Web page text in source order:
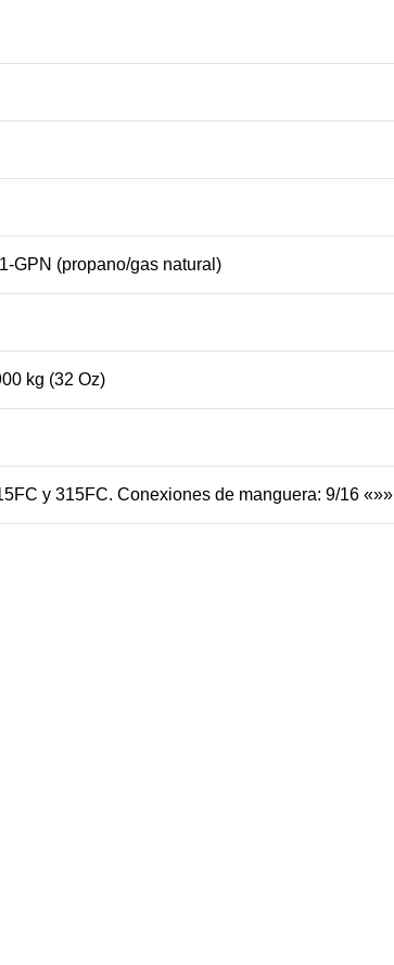
GPN (propano/gas natural)
kg (32 Oz)
y 315FC. Conexiones de manguera: 9/16 «»»